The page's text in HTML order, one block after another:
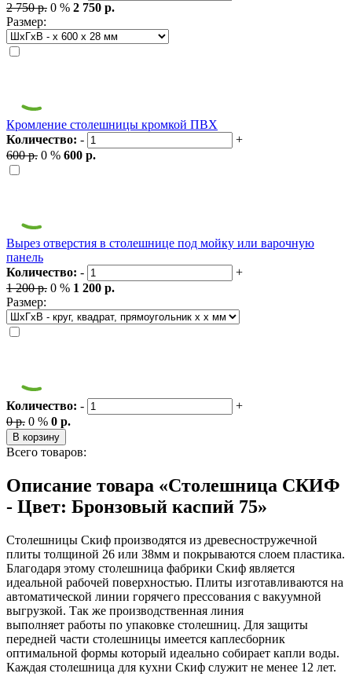
2 750 р. 0 % 2 750 р.
Размер:
Кромление столешницы кромкой ПВХ
Количество: -
+
600 р. 0 % 600 р.
Вырез отверстия в столешнице под мойку или варочную
панель
Количество: -
+
1 200 р. 0 % 1 200 р.
Размер:
Количество: -
+
0 р. 0 % 0 р.
В корзину
Всего товаров:
Описание товара «Столешница СКИФ
- Цвет: Бронзовый каспий 75»
Столешницы Скиф производятся из древесностружечной
плиты толщиной 26 или 38мм и покрываются слоем пластика.
Благодаря этому столешница фабрики Скиф является
идеальной рабочей поверхностью. Плиты изготавливаются на
автоматической линии горячего прессования с вакуумной
выгрузкой. Так же производственная линия
выполняет работы по упаковке столешниц. Для защиты
передней части столешницы имеется каплесборник
оптимальной формы который идеально собирает капли воды.
Каждая столешница для кухни Скиф служит не менее 12 лет.